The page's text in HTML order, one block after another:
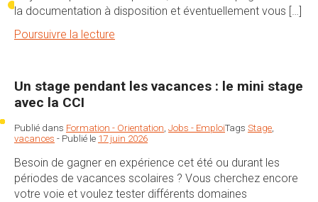
la documentation à disposition et éventuellement vous […]
Poursuivre la lecture
Un stage pendant les vacances : le mini stage
avec la CCI
Publié dans Formation - Orientation Jobs - EmploiTags Stage
vacances - Publié le 17 juin 2026
Besoin de gagner en expérience cet été ou durant les
périodes de vacances scolaires ? Vous cherchez encore
votre voie et voulez tester différents domaines